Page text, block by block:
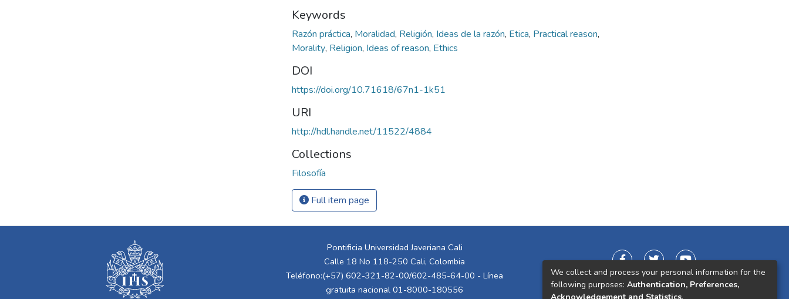
Keywords
Razón práctica, Moralidad, Religión, Ideas de la razón, Etica, Practical reason,
Morality, Religion, Ideas of reason, Ethics
DOI
https://doi.org/10.71618/67n1-1k51
URI
http://hdl.handle.net/11522/4884
Collections
Filosofía
Full item page
Pontificia Universidad Javeriana Cali
Calle 18 No 118-250 Cali, Colombia
Teléfono:(+57) 602-321-82-00/602-485-64-00 - Línea
gratuita nacional 01-8000-180556
We collect and process your personal information for the
following purposes: Authentication, Preferences,